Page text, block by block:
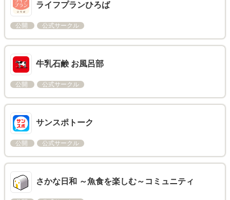
ライフプランひろば
公開 公式サークル
牛乳石鹸 お風呂部
公開 公式サークル
サンスポトーク
公開 公式サークル
さかな日和 ～魚食を楽しむ～コミュニティ